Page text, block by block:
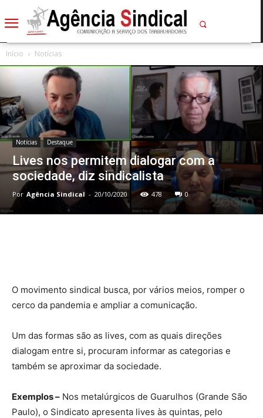
Início Notícias
Notícias Destaque
Lives nos permitem dialogar com a
sociedade, diz sindicalista
Por Agência Sindical - 20/10/2020 478 0
O movimento sindical busca, por vários meios, romper o
cerco da pandemia e ampliar a comunicação.
Um das formas são as lives, com as quais direções
dialogam entre si, procuram informar as categorias e
também se aproximar da sociedade.
Exemplos – Nos metalúrgicos de Guarulhos (Grande São
Paulo), o Sindicato apresenta lives às quintas, pelo